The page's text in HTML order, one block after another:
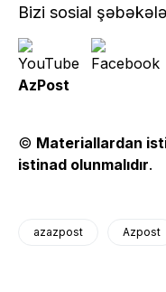
Bizi sosial
AzPost
© Materiallardan
istinad olunmalıdır.
azazpost Azpost